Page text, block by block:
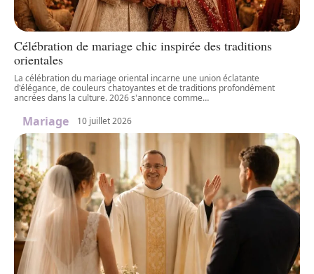
Célébration de mariage chic inspirée des traditions
orientales
La célébration du mariage oriental incarne une union éclatante
d'élégance, de couleurs chatoyantes et de traditions profondément
ancrées dans la culture. 2026 s'annonce comme…
Mariage 10 juillet 2026